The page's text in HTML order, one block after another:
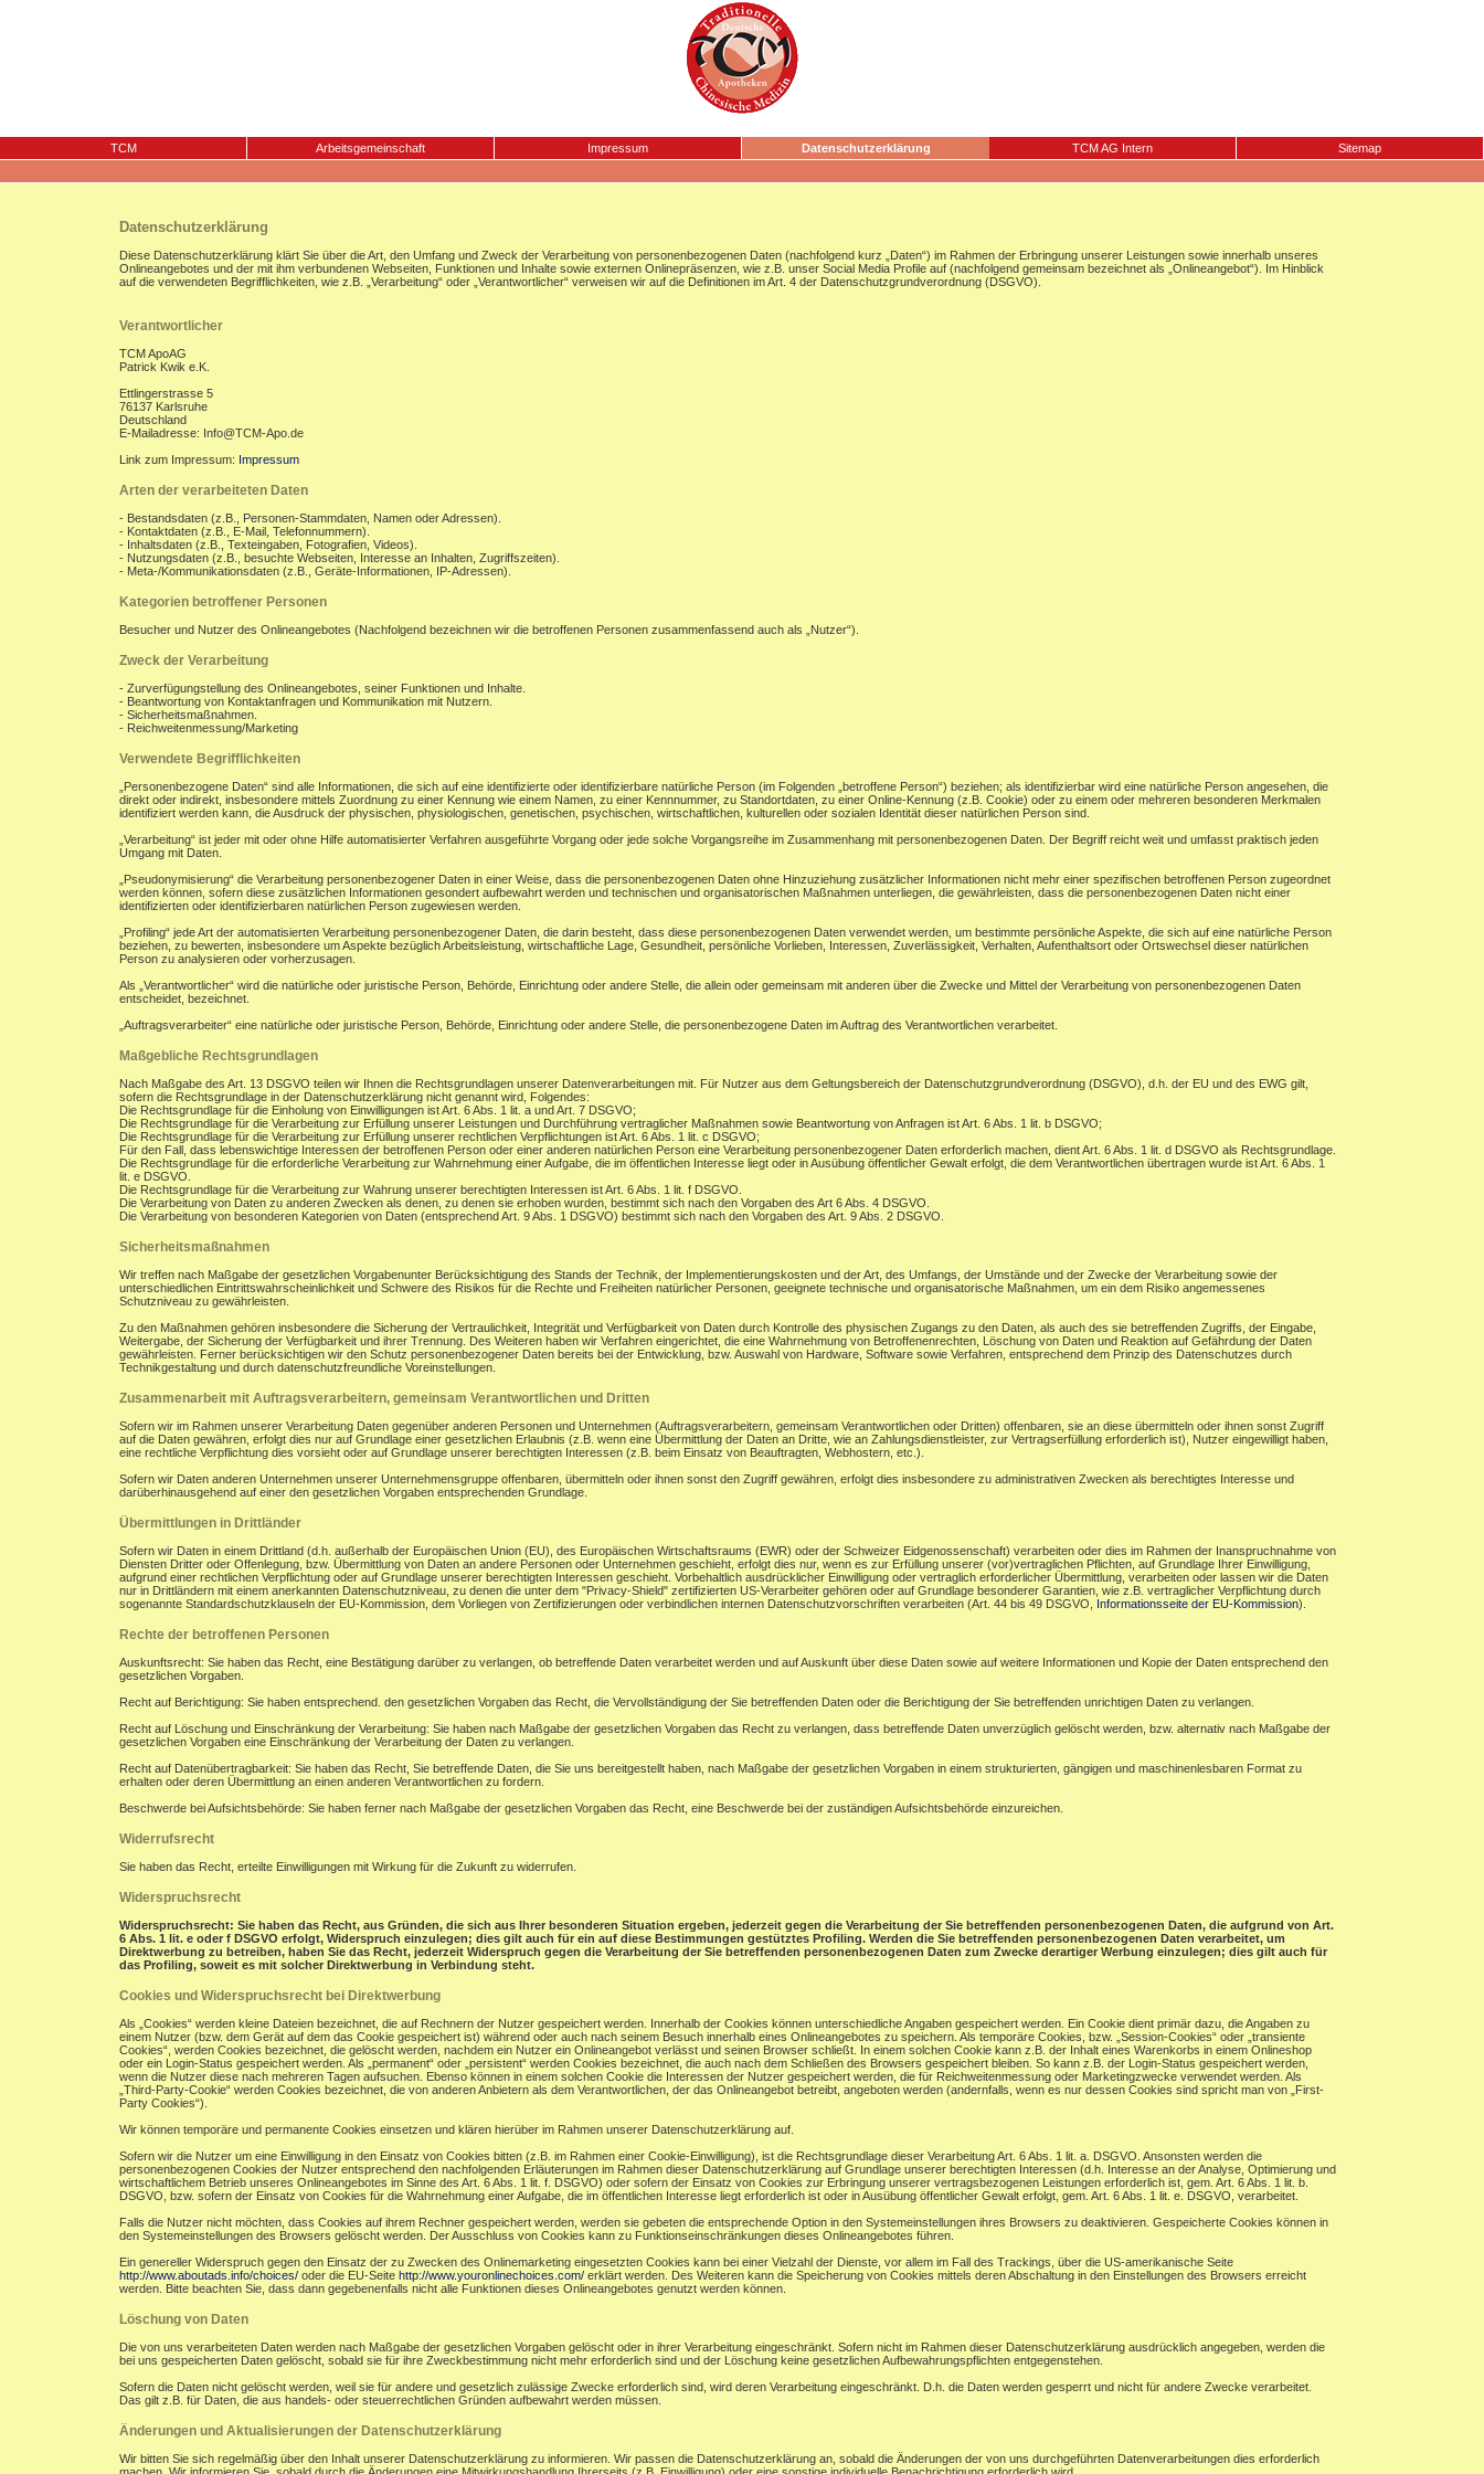
TCM Arbeitsgemeinschaft Impressum Datenschutzerklärung TCM AG Intern Sitemap
Datenschutzerklärung
Diese Datenschutzerklärung klärt Sie über die Art, den Umfang und Zweck der Verarbeitung von personenbezogenen Daten (nachfolgend kurz „Daten“) im Rahmen der Erbringung unserer Leistungen sowie innerhalb unseres
Onlineangebotes und der mit ihm verbundenen Webseiten, Funktionen und Inhalte sowie externen Onlinepräsenzen, wie z.B. unser Social Media Profile auf (nachfolgend gemeinsam bezeichnet als „Onlineangebot“). Im Hinblick
auf die verwendeten Begrifflichkeiten, wie z.B. „Verarbeitung“ oder „Verantwortlicher“ verweisen wir auf die Definitionen im Art. 4 der Datenschutzgrundverordnung (DSGVO).
Verantwortlicher
TCM ApoAG
Patrick Kwik e.K.
Ettlingerstrasse 5
76137 Karlsruhe
Deutschland
E-Mailadresse: Info@TCM-Apo.de
Link zum Impressum: Impressum
Arten der verarbeiteten Daten
- Bestandsdaten (z.B., Personen-Stammdaten, Namen oder Adressen).
- Kontaktdaten (z.B., E-Mail, Telefonnummern).
- Inhaltsdaten (z.B., Texteingaben, Fotografien, Videos).
- Nutzungsdaten (z.B., besuchte Webseiten, Interesse an Inhalten, Zugriffszeiten).
- Meta-/Kommunikationsdaten (z.B., Geräte-Informationen, IP-Adressen).
Kategorien betroffener Personen
Besucher und Nutzer des Onlineangebotes (Nachfolgend bezeichnen wir die betroffenen Personen zusammenfassend auch als „Nutzer“).
Zweck der Verarbeitung
- Zurverfügungstellung des Onlineangebotes, seiner Funktionen und Inhalte.
- Beantwortung von Kontaktanfragen und Kommunikation mit Nutzern.
- Sicherheitsmaßnahmen.
- Reichweitenmessung/Marketing
Verwendete Begrifflichkeiten
„Personenbezogene Daten“ sind alle Informationen, die sich auf eine identifizierte oder identifizierbare natürliche Person (im Folgenden „betroffene Person“) beziehen; als identifizierbar wird eine natürliche Person angesehen, die
direkt oder indirekt, insbesondere mittels Zuordnung zu einer Kennung wie einem Namen, zu einer Kennnummer, zu Standortdaten, zu einer Online-Kennung (z.B. Cookie) oder zu einem oder mehreren besonderen Merkmalen
identifiziert werden kann, die Ausdruck der physischen, physiologischen, genetischen, psychischen, wirtschaftlichen, kulturellen oder sozialen Identität dieser natürlichen Person sind.
„Verarbeitung“ ist jeder mit oder ohne Hilfe automatisierter Verfahren ausgeführte Vorgang oder jede solche Vorgangsreihe im Zusammenhang mit personenbezogenen Daten. Der Begriff reicht weit und umfasst praktisch jeden
Umgang mit Daten.
„Pseudonymisierung“ die Verarbeitung personenbezogener Daten in einer Weise, dass die personenbezogenen Daten ohne Hinzuziehung zusätzlicher Informationen nicht mehr einer spezifischen betroffenen Person zugeordnet
werden können, sofern diese zusätzlichen Informationen gesondert aufbewahrt werden und technischen und organisatorischen Maßnahmen unterliegen, die gewährleisten, dass die personenbezogenen Daten nicht einer
identifizierten oder identifizierbaren natürlichen Person zugewiesen werden.
„Profiling“ jede Art der automatisierten Verarbeitung personenbezogener Daten, die darin besteht, dass diese personenbezogenen Daten verwendet werden, um bestimmte persönliche Aspekte, die sich auf eine natürliche Person
beziehen, zu bewerten, insbesondere um Aspekte bezüglich Arbeitsleistung, wirtschaftliche Lage, Gesundheit, persönliche Vorlieben, Interessen, Zuverlässigkeit, Verhalten, Aufenthaltsort oder Ortswechsel dieser natürlichen
Person zu analysieren oder vorherzusagen.
Als „Verantwortlicher“ wird die natürliche oder juristische Person, Behörde, Einrichtung oder andere Stelle, die allein oder gemeinsam mit anderen über die Zwecke und Mittel der Verarbeitung von personenbezogenen Daten
entscheidet, bezeichnet.
„Auftragsverarbeiter“ eine natürliche oder juristische Person, Behörde, Einrichtung oder andere Stelle, die personenbezogene Daten im Auftrag des Verantwortlichen verarbeitet.
Maßgebliche Rechtsgrundlagen
Nach Maßgabe des Art. 13 DSGVO teilen wir Ihnen die Rechtsgrundlagen unserer Datenverarbeitungen mit. Für Nutzer aus dem Geltungsbereich der Datenschutzgrundverordnung (DSGVO), d.h. der EU und des EWG gilt,
sofern die Rechtsgrundlage in der Datenschutzerklärung nicht genannt wird, Folgendes:
Die Rechtsgrundlage für die Einholung von Einwilligungen ist Art. 6 Abs. 1 lit. a und Art. 7 DSGVO;
Die Rechtsgrundlage für die Verarbeitung zur Erfüllung unserer Leistungen und Durchführung vertraglicher Maßnahmen sowie Beantwortung von Anfragen ist Art. 6 Abs. 1 lit. b DSGVO;
Die Rechtsgrundlage für die Verarbeitung zur Erfüllung unserer rechtlichen Verpflichtungen ist Art. 6 Abs. 1 lit. c DSGVO;
Für den Fall, dass lebenswichtige Interessen der betroffenen Person oder einer anderen natürlichen Person eine Verarbeitung personenbezogener Daten erforderlich machen, dient Art. 6 Abs. 1 lit. d DSGVO als Rechtsgrundlage.
Die Rechtsgrundlage für die erforderliche Verarbeitung zur Wahrnehmung einer Aufgabe, die im öffentlichen Interesse liegt oder in Ausübung öffentlicher Gewalt erfolgt, die dem Verantwortlichen übertragen wurde ist Art. 6 Abs. 1
lit. e DSGVO.
Die Rechtsgrundlage für die Verarbeitung zur Wahrung unserer berechtigten Interessen ist Art. 6 Abs. 1 lit. f DSGVO.
Die Verarbeitung von Daten zu anderen Zwecken als denen, zu denen sie erhoben wurden, bestimmt sich nach den Vorgaben des Art 6 Abs. 4 DSGVO.
Die Verarbeitung von besonderen Kategorien von Daten (entsprechend Art. 9 Abs. 1 DSGVO) bestimmt sich nach den Vorgaben des Art. 9 Abs. 2 DSGVO.
Sicherheitsmaßnahmen
Wir treffen nach Maßgabe der gesetzlichen Vorgabenunter Berücksichtigung des Stands der Technik, der Implementierungskosten und der Art, des Umfangs, der Umstände und der Zwecke der Verarbeitung sowie der
unterschiedlichen Eintrittswahrscheinlichkeit und Schwere des Risikos für die Rechte und Freiheiten natürlicher Personen, geeignete technische und organisatorische Maßnahmen, um ein dem Risiko angemessenes
Schutzniveau zu gewährleisten.
Zu den Maßnahmen gehören insbesondere die Sicherung der Vertraulichkeit, Integrität und Verfügbarkeit von Daten durch Kontrolle des physischen Zugangs zu den Daten, als auch des sie betreffenden Zugriffs, der Eingabe,
Weitergabe, der Sicherung der Verfügbarkeit und ihrer Trennung. Des Weiteren haben wir Verfahren eingerichtet, die eine Wahrnehmung von Betroffenenrechten, Löschung von Daten und Reaktion auf Gefährdung der Daten
gewährleisten. Ferner berücksichtigen wir den Schutz personenbezogener Daten bereits bei der Entwicklung, bzw. Auswahl von Hardware, Software sowie Verfahren, entsprechend dem Prinzip des Datenschutzes durch
Technikgestaltung und durch datenschutzfreundliche Voreinstellungen.
Zusammenarbeit mit Auftragsverarbeitern, gemeinsam Verantwortlichen und Dritten
Sofern wir im Rahmen unserer Verarbeitung Daten gegenüber anderen Personen und Unternehmen (Auftragsverarbeitern, gemeinsam Verantwortlichen oder Dritten) offenbaren, sie an diese übermitteln oder ihnen sonst Zugriff
auf die Daten gewähren, erfolgt dies nur auf Grundlage einer gesetzlichen Erlaubnis (z.B. wenn eine Übermittlung der Daten an Dritte, wie an Zahlungsdienstleister, zur Vertragserfüllung erforderlich ist), Nutzer eingewilligt haben,
eine rechtliche Verpflichtung dies vorsieht oder auf Grundlage unserer berechtigten Interessen (z.B. beim Einsatz von Beauftragten, Webhostern, etc.).
Sofern wir Daten anderen Unternehmen unserer Unternehmensgruppe offenbaren, übermitteln oder ihnen sonst den Zugriff gewähren, erfolgt dies insbesondere zu administrativen Zwecken als berechtigtes Interesse und
darüberhinausgehend auf einer den gesetzlichen Vorgaben entsprechenden Grundlage.
Übermittlungen in Drittländer
Sofern wir Daten in einem Drittland (d.h. außerhalb der Europäischen Union (EU), des Europäischen Wirtschaftsraums (EWR) oder der Schweizer Eidgenossenschaft) verarbeiten oder dies im Rahmen der Inanspruchnahme von
Diensten Dritter oder Offenlegung, bzw. Übermittlung von Daten an andere Personen oder Unternehmen geschieht, erfolgt dies nur, wenn es zur Erfüllung unserer (vor)vertraglichen Pflichten, auf Grundlage Ihrer Einwilligung,
aufgrund einer rechtlichen Verpflichtung oder auf Grundlage unserer berechtigten Interessen geschieht. Vorbehaltlich ausdrücklicher Einwilligung oder vertraglich erforderlicher Übermittlung, verarbeiten oder lassen wir die Daten
nur in Drittländern mit einem anerkannten Datenschutzniveau, zu denen die unter dem "Privacy-Shield" zertifizierten US-Verarbeiter gehören oder auf Grundlage besonderer Garantien, wie z.B. vertraglicher Verpflichtung durch
sogenannte Standardschutzklauseln der EU-Kommission, dem Vorliegen von Zertifizierungen oder verbindlichen internen Datenschutzvorschriften verarbeiten (Art. 44 bis 49 DSGVO, Informationsseite der EU-Kommission).
Rechte der betroffenen Personen
Auskunftsrecht: Sie haben das Recht, eine Bestätigung darüber zu verlangen, ob betreffende Daten verarbeitet werden und auf Auskunft über diese Daten sowie auf weitere Informationen und Kopie der Daten entsprechend den
gesetzlichen Vorgaben.
Recht auf Berichtigung: Sie haben entsprechend. den gesetzlichen Vorgaben das Recht, die Vervollständigung der Sie betreffenden Daten oder die Berichtigung der Sie betreffenden unrichtigen Daten zu verlangen.
Recht auf Löschung und Einschränkung der Verarbeitung: Sie haben nach Maßgabe der gesetzlichen Vorgaben das Recht zu verlangen, dass betreffende Daten unverzüglich gelöscht werden, bzw. alternativ nach Maßgabe der
gesetzlichen Vorgaben eine Einschränkung der Verarbeitung der Daten zu verlangen.
Recht auf Datenübertragbarkeit: Sie haben das Recht, Sie betreffende Daten, die Sie uns bereitgestellt haben, nach Maßgabe der gesetzlichen Vorgaben in einem strukturierten, gängigen und maschinenlesbaren Format zu
erhalten oder deren Übermittlung an einen anderen Verantwortlichen zu fordern.
Beschwerde bei Aufsichtsbehörde: Sie haben ferner nach Maßgabe der gesetzlichen Vorgaben das Recht, eine Beschwerde bei der zuständigen Aufsichtsbehörde einzureichen.
Widerrufsrecht
Sie haben das Recht, erteilte Einwilligungen mit Wirkung für die Zukunft zu widerrufen.
Widerspruchsrecht
Widerspruchsrecht: Sie haben das Recht, aus Gründen, die sich aus Ihrer besonderen Situation ergeben, jederzeit gegen die Verarbeitung der Sie betreffenden personenbezogenen Daten, die aufgrund von Art.
6 Abs. 1 lit. e oder f DSGVO erfolgt, Widerspruch einzulegen; dies gilt auch für ein auf diese Bestimmungen gestütztes Profiling. Werden die Sie betreffenden personenbezogenen Daten verarbeitet, um
Direktwerbung zu betreiben, haben Sie das Recht, jederzeit Widerspruch gegen die Verarbeitung der Sie betreffenden personenbezogenen Daten zum Zwecke derartiger Werbung einzulegen; dies gilt auch für
das Profiling, soweit es mit solcher Direktwerbung in Verbindung steht.
Cookies und Widerspruchsrecht bei Direktwerbung
Als „Cookies“ werden kleine Dateien bezeichnet, die auf Rechnern der Nutzer gespeichert werden. Innerhalb der Cookies können unterschiedliche Angaben gespeichert werden. Ein Cookie dient primär dazu, die Angaben zu
einem Nutzer (bzw. dem Gerät auf dem das Cookie gespeichert ist) während oder auch nach seinem Besuch innerhalb eines Onlineangebotes zu speichern. Als temporäre Cookies, bzw. „Session-Cookies“ oder „transiente
Cookies“, werden Cookies bezeichnet, die gelöscht werden, nachdem ein Nutzer ein Onlineangebot verlässt und seinen Browser schließt. In einem solchen Cookie kann z.B. der Inhalt eines Warenkorbs in einem Onlineshop
oder ein Login-Status gespeichert werden. Als „permanent“ oder „persistent“ werden Cookies bezeichnet, die auch nach dem Schließen des Browsers gespeichert bleiben. So kann z.B. der Login-Status gespeichert werden,
wenn die Nutzer diese nach mehreren Tagen aufsuchen. Ebenso können in einem solchen Cookie die Interessen der Nutzer gespeichert werden, die für Reichweitenmessung oder Marketingzwecke verwendet werden. Als
„Third-Party-Cookie“ werden Cookies bezeichnet, die von anderen Anbietern als dem Verantwortlichen, der das Onlineangebot betreibt, angeboten werden (andernfalls, wenn es nur dessen Cookies sind spricht man von „First-
Party Cookies“).
Wir können temporäre und permanente Cookies einsetzen und klären hierüber im Rahmen unserer Datenschutzerklärung auf.
Sofern wir die Nutzer um eine Einwilligung in den Einsatz von Cookies bitten (z.B. im Rahmen einer Cookie-Einwilligung), ist die Rechtsgrundlage dieser Verarbeitung Art. 6 Abs. 1 lit. a. DSGVO. Ansonsten werden die
personenbezogenen Cookies der Nutzer entsprechend den nachfolgenden Erläuterungen im Rahmen dieser Datenschutzerklärung auf Grundlage unserer berechtigten Interessen (d.h. Interesse an der Analyse, Optimierung und
wirtschaftlichem Betrieb unseres Onlineangebotes im Sinne des Art. 6 Abs. 1 lit. f. DSGVO) oder sofern der Einsatz von Cookies zur Erbringung unserer vertragsbezogenen Leistungen erforderlich ist, gem. Art. 6 Abs. 1 lit. b.
DSGVO, bzw. sofern der Einsatz von Cookies für die Wahrnehmung einer Aufgabe, die im öffentlichen Interesse liegt erforderlich ist oder in Ausübung öffentlicher Gewalt erfolgt, gem. Art. 6 Abs. 1 lit. e. DSGVO, verarbeitet.
Falls die Nutzer nicht möchten, dass Cookies auf ihrem Rechner gespeichert werden, werden sie gebeten die entsprechende Option in den Systemeinstellungen ihres Browsers zu deaktivieren. Gespeicherte Cookies können in
den Systemeinstellungen des Browsers gelöscht werden. Der Ausschluss von Cookies kann zu Funktionseinschränkungen dieses Onlineangebotes führen.
Ein genereller Widerspruch gegen den Einsatz der zu Zwecken des Onlinemarketing eingesetzten Cookies kann bei einer Vielzahl der Dienste, vor allem im Fall des Trackings, über die US-amerikanische Seite
http://www.aboutads.info/choices/ oder die EU-Seite http://www.youronlinechoices.com/ erklärt werden. Des Weiteren kann die Speicherung von Cookies mittels deren Abschaltung in den Einstellungen des Browsers erreicht
werden. Bitte beachten Sie, dass dann gegebenenfalls nicht alle Funktionen dieses Onlineangebotes genutzt werden können.
Löschung von Daten
Die von uns verarbeiteten Daten werden nach Maßgabe der gesetzlichen Vorgaben gelöscht oder in ihrer Verarbeitung eingeschränkt. Sofern nicht im Rahmen dieser Datenschutzerklärung ausdrücklich angegeben, werden die
bei uns gespeicherten Daten gelöscht, sobald sie für ihre Zweckbestimmung nicht mehr erforderlich sind und der Löschung keine gesetzlichen Aufbewahrungspflichten entgegenstehen.
Sofern die Daten nicht gelöscht werden, weil sie für andere und gesetzlich zulässige Zwecke erforderlich sind, wird deren Verarbeitung eingeschränkt. D.h. die Daten werden gesperrt und nicht für andere Zwecke verarbeitet.
Das gilt z.B. für Daten, die aus handels- oder steuerrechtlichen Gründen aufbewahrt werden müssen.
Änderungen und Aktualisierungen der Datenschutzerklärung
Wir bitten Sie sich regelmäßig über den Inhalt unserer Datenschutzerklärung zu informieren. Wir passen die Datenschutzerklärung an, sobald die Änderungen der von uns durchgeführten Datenverarbeitungen dies erforderlich